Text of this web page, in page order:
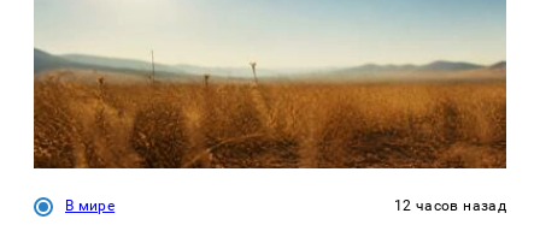
В мире 12 часов назад